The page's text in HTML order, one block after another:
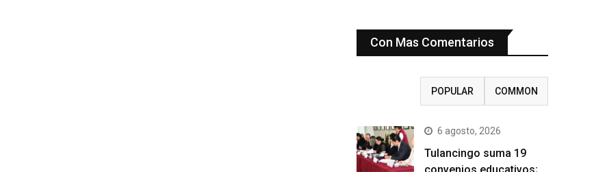
Con Mas Comentarios
POPULAR COMMON
6 agosto, 2026
Tulancingo suma 19